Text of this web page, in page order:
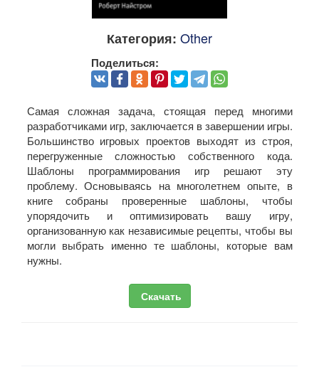
Категория: Other
Поделиться:
Самая сложная задача, стоящая перед многими
разработчиками игр, заключается в завершении игры.
Большинство игровых проектов выходят из строя,
перегруженные сложностью собственного кода.
Шаблоны программирования игр решают эту
проблему. Основываясь на многолетнем опыте, в
книге собраны проверенные шаблоны, чтобы
упорядочить и оптимизировать вашу игру,
организованную как независимые рецепты, чтобы вы
могли выбрать именно те шаблоны, которые вам
нужны.
Скачать